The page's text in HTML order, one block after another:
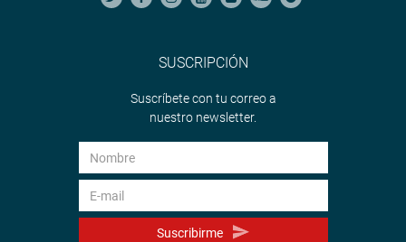
SUSCRIPCIÓN
Suscríbete con tu correo a
nuestro newsletter.
Suscribirme